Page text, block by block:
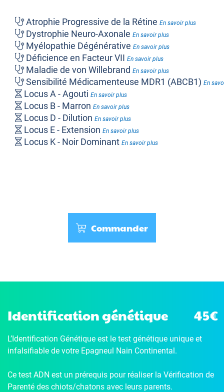
Atrophie Progressive de la Rétine En savoir plus
Dystrophie Neuro-Axonale En savoir plus
Myélopathie Dégénérative En savoir plus
Déficience en Facteur VII En savoir plus
Maladie de von Willebrand En savoir plus
Sensibilité Médicamenteuse MDR1 (ABCB1) En
Locus A - Agouti En savoir plus
Locus B - Marron En savoir plus
Locus D - Dilution En savoir plus
Locus E - Extension En savoir plus
Locus K - Noir Dominant En savoir plus
Commander
Identification génétique 45€
L’Identification Génétique est le test génétique unique et
infalsifiable de votre Epagneul Nain Continental.
Ce test ADN est un prérequis pour réaliser la Vérification de
Parenté des chiots/chatons avec leurs parents.